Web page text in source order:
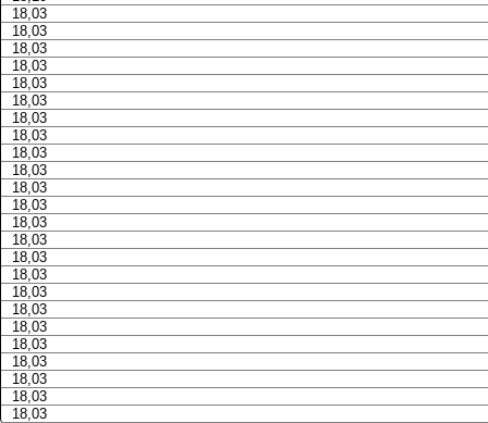
18,03
18,03
18,03
18,03
18,03
18,03
18,03
18,03
18,03
18,03
18,03
18,03
18,03
18,03
18,03
18,03
18,03
18,03
18,03
18,03
18,03
18,03
18,03
18,03